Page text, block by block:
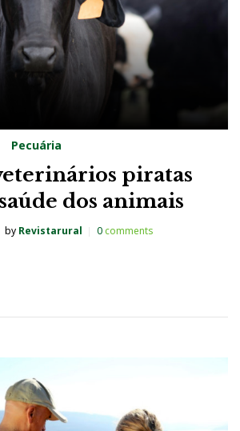
Pecuária
piratas
dos animais
by Revistarural 0comments